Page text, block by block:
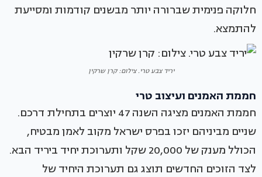
חלוקה פנימית שברורה יותר מבשנים קודמות ומסייעת
להתמצא.
יריד צבע טרי. צילום: קרן שרקין
חממת האמנים ועיצוב טרי
חממת האמנים מציגה השנה 47 יוצרים בתחילת דרכם.
שניים מביניהם יזכו בפרס ישראל מקוב לאמן מבטיח,
הכולל מענק של 20,000 שקל ותערוכת יחיד ביריד הבא.
לצד הזוכים החדשים תוצג גם תערוכת היחיד של